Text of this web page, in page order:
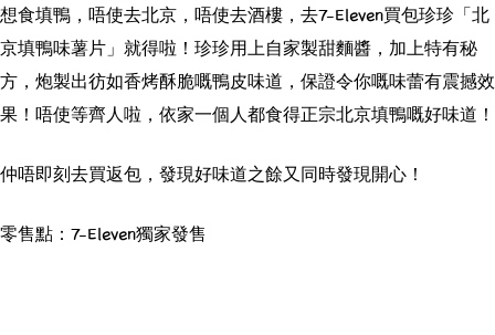
想食填鴨，唔使去北京，唔使去酒樓，去7-Eleven買包珍珍「北
京填鴨味薯片」就得啦！珍珍用上自家製甜麵醬，加上特有秘
方，炮製出彷如香烤酥脆嘅鴨皮味道，保證令你嘅味蕾有震撼效
果！唔使等齊人啦，依家一個人都食得正宗北京填鴨嘅好味道！
仲唔即刻去買返包，發現好味道之餘又同時發現開心！
零售點：7-Eleven獨家發售